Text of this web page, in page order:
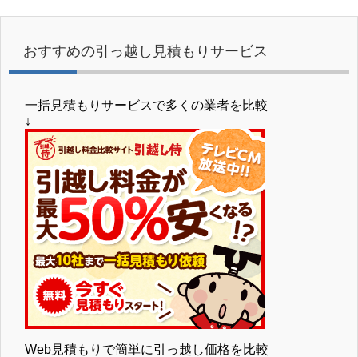
おすすめの引っ越し見積もりサービス
一括見積もりサービスで多くの業者を比較
↓
Web見積もりで簡単に引っ越し価格を比較